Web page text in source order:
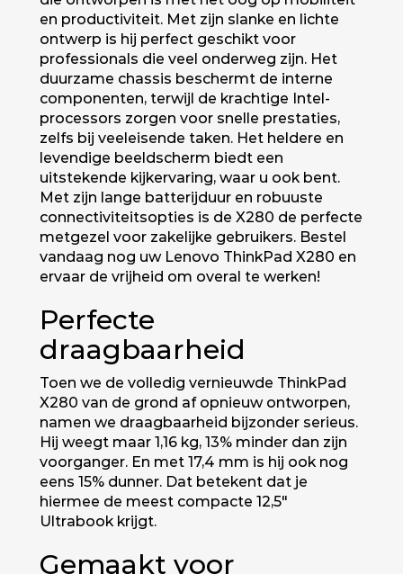
en productiviteit. Met zijn slanke en lichte
ontwerp is hij perfect geschikt voor
professionals die veel onderweg zijn. Het
duurzame chassis beschermt de interne
componenten, terwijl de krachtige Intel-
processors zorgen voor snelle prestaties,
zelfs bij veeleisende taken. Het heldere en
levendige beeldscherm biedt een
uitstekende kijkervaring, waar u ook bent.
Met zijn lange batterijduur en robuuste
connectiviteitsopties is de X280 de perfecte
metgezel voor zakelijke gebruikers. Bestel
vandaag nog uw Lenovo ThinkPad X280 en
ervaar de vrijheid om overal te werken!
Perfecte
draagbaarheid
Toen we de volledig vernieuwde ThinkPad
X280 van de grond af opnieuw ontworpen,
namen we draagbaarheid bijzonder serieus.
Hij weegt maar 1,16 kg, 13% minder dan zijn
voorganger. En met 17,4 mm is hij ook nog
eens 15% dunner. Dat betekent dat je
hiermee de meest compacte 12,5"
Ultrabook krijgt.
Gemaakt voor